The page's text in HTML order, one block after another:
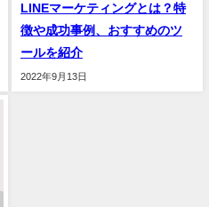
LINEマーケティングとは？特
徴や成功事例、おすすめのツ
ールを紹介
2022年9月13日